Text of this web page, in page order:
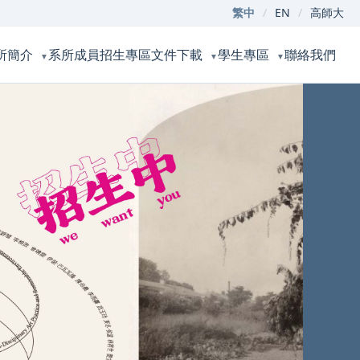
繁中 / EN / 高師大
簡介 ▼ 系所成員招生專區文件下載 ▼學生專區 ▼聯絡我們